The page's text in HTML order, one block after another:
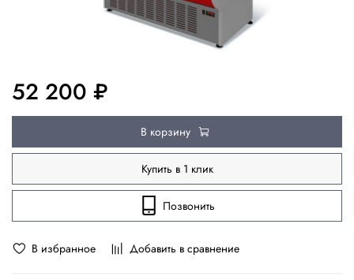
В избранное Добавить в сравнение
52 200 ₽
В корзину
Купить в 1 клик
Позвонить